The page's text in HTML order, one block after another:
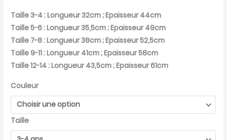
Taille 3-4 : Longueur 32cm ; Epaisseur 44cm
Taille 5-6 : Longueur 35,5cm ; Epaisseur 49cm
Taille 7-8 : Longueur 38cm ; Epaisseur 52,5cm
Taille 9-11 : Longueur 41cm ; Epaisseur 58cm
Taille 12-14 : Longueur 43,5cm ; Epaisseur 61cm
Couleur
Taille